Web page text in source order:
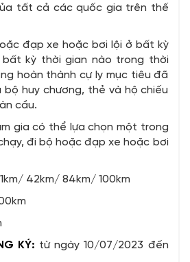
tất cả các quốc gia trên thế
đạp xe hoặc bơi lội ở bất kỳ
kỳ thời gian nào trong thời
hoàn thành cự ly mục tiêu đã
huy chương, thẻ và hộ chiếu
cầu.
gia có thể lựa chọn một trong
đi bộ hoặc đạp xe hoặc bơi
42km/ 84km/ 100km
KÝ: từ ngày 10/07/2023 đến